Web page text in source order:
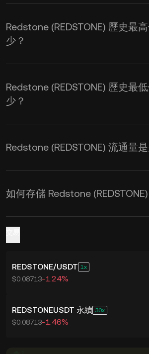
KuCoin 實時更新
Redstone(REDSTONE) 的
其價格受供需和市場情緒
Redstone (REDSTONE) 歷史最
少？
Redstone (REDSTONE) 歷史最
少？
Redstone (REDSTONE) 流通量
如何存儲 Redstone (REDSTONE)
REDSTONE/USDT 1
$0.08713-1.24%
REDSTONEUSDT 永續 30
$0.08713-1.46%